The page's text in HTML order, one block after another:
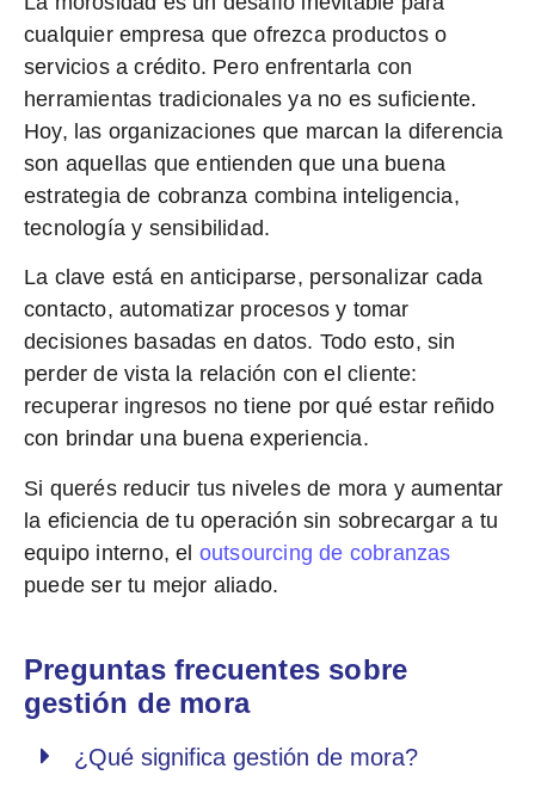
cualquier empresa que ofrezca productos o
servicios a crédito. Pero enfrentarla con
herramientas tradicionales ya no es suficiente.
Hoy, las organizaciones que marcan la diferencia
son aquellas que entienden que una buena
estrategia de cobranza combina inteligencia,
tecnología y sensibilidad.
La clave está en anticiparse, personalizar cada
contacto, automatizar procesos y tomar
decisiones basadas en datos. Todo esto, sin
perder de vista la relación con el cliente:
recuperar ingresos no tiene por qué estar reñido
con brindar una buena experiencia.
Si querés reducir tus niveles de mora y aumentar
la eficiencia de tu operación sin sobrecargar a tu
equipo interno, el outsourcing de cobranzas
puede ser tu mejor aliado.
Preguntas frecuentes sobre
gestión de mora
¿Qué significa gestión de mora?